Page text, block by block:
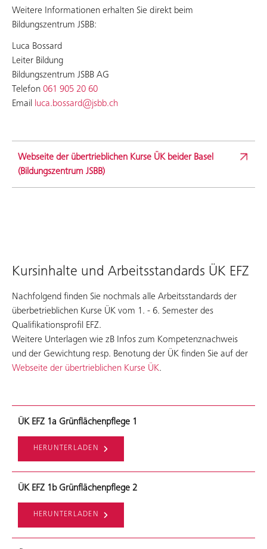
Weitere Informationen erhalten Sie direkt beim
Bildungszentrum JSBB:
Luca Bossard
Leiter Bildung
Bildungszentrum JSBB AG
Telefon 061 905 20 60
Email
luca.bossard@jsbb.ch
Webseite der übertrieblichen Kurse ÜK beider Basel
(Bildungszentrum JSBB)
Kursinhalte und Arbeitsstandards ÜK EFZ
Nachfolgend finden Sie nochmals alle Arbeitsstandards der
überbetrieblichen Kurse ÜK vom 1. - 6. Semester des
Qualifikationsprofil EFZ.
Weitere Unterlagen wie zB Infos zum Kompetenznachweis
und der Gewichtung resp. Benotung der ÜK finden Sie auf der
Webseite der übertrieblichen Kurse ÜK.
ÜK EFZ 1a Grünflächenpflege 1
HERUNTERLADEN
ÜK EFZ 1b Grünflächenpflege 2
HERUNTERLADEN